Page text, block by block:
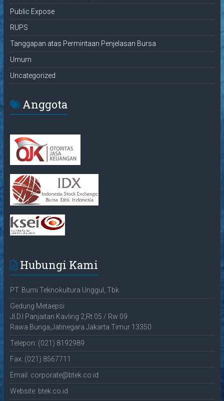
Public Expose
RUPS
Tanggapan atas Permintaan Penjelasan Bursa
Umum
Uncategorized
Anggota
Hubungi Kami
PT. Bumi Teknokultura Unggul, Tbk
Gedung Metaepsi
Jl.D.I Panjaitan Kavling 2,Rt 05 / Rw 09
Rawa Bunga,Jatinegara Jakarta Timur 13350
Telepon: (021) 8192989
Fax: (021) 8567711
Email: corporate@btek.co.id
Website: btek.co.id